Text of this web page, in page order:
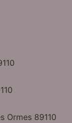
Ormes 89110